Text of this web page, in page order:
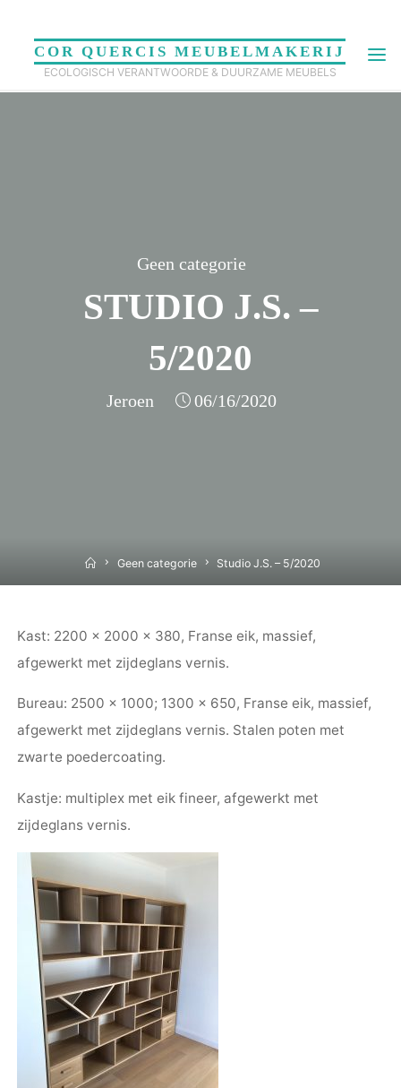
content
COR QUERCIS MEUBELMAKERIJ
ECOLOGISCH VERANTWOORDE & DUURZAME MEUBELS
Geen categorie
STUDIO J.S. –
5/2020
Jeroen 06/16/2020
HomeGeen categorie Studio J.S. – 5/2020
Kast: 2200 x 2000 x 380, Franse eik, massief,
afgewerkt met zijdeglans vernis.
Bureau: 2500 x 1000; 1300 x 650, Franse eik, massief,
afgewerkt met zijdeglans vernis. Stalen poten met
zwarte poedercoating.
Kastje: multiplex met eik fineer, afgewerkt met
zijdeglans vernis.